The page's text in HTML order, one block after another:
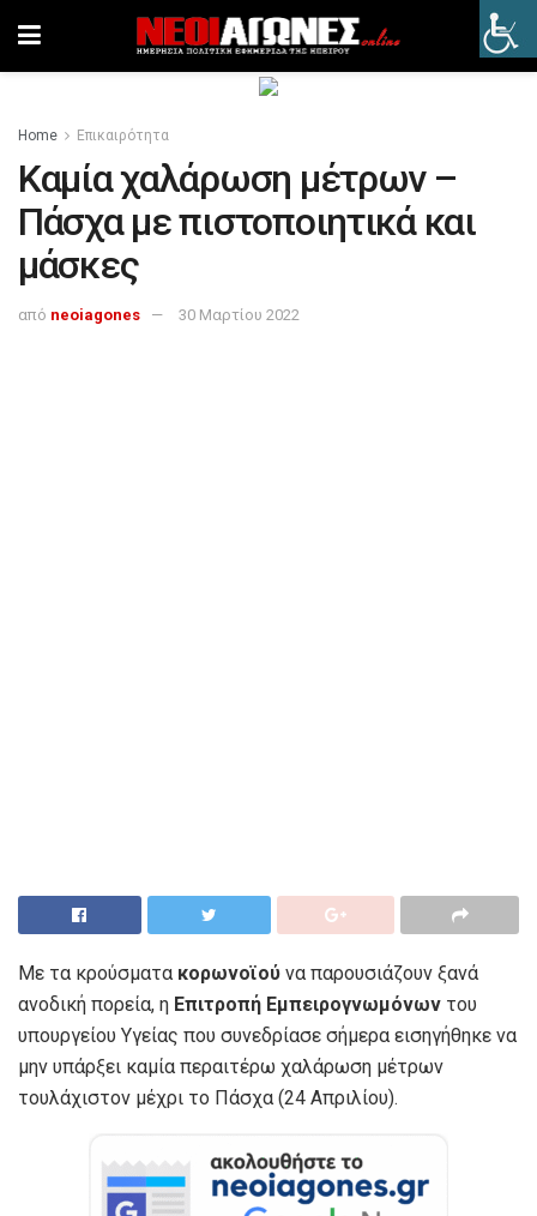
Home Επικαιρότητα
Καμία χαλάρωση μέτρων –
Πάσχα με πιστοποιητικά και
μάσκες
από neoiagones 30 Μαρτίου 2022
Με τα κρούσματα κορωνοϊού να παρουσιάζουν ξανά
ανοδική πορεία, η Επιτροπή Εμπειρογνωμόνων του
υπουργείου Υγείας που συνεδρίασε σήμερα εισηγήθηκε να
μην υπάρξει καμία περαιτέρω χαλάρωση μέτρων
τουλάχιστον μέχρι το Πάσχα (24 Απριλίου).